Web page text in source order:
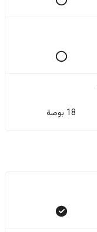
18 بوصة